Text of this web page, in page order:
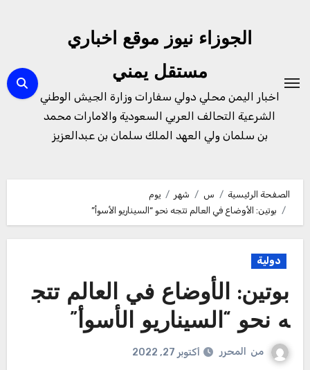
الجوزاء نيوز موقع اخباري
مستقل يمني
اخبار اليمن محلي دولي سفارات وزارة الجيش الوطني
الشرعية التحالف العربي السعودية والامارات محمد
بن سلمان ولي العهد الملك سلمان بن عبدالعزيز
الصفحة الرئيسية س شهر
يوم
بوتين: الأوضاع في العالم تتجه نحو “السيناريو الأسوأ”
دولية
بوتين: الأوضاع في العالم تتج
ه نحو “السيناريو الأسوأ”
من المحرر أكتوبر 27, 2022